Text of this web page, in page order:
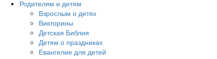
Родителям и детям
Взрослым о детях
Викторины
Детская Библия
Детям о праздниках
Евангелие для детей